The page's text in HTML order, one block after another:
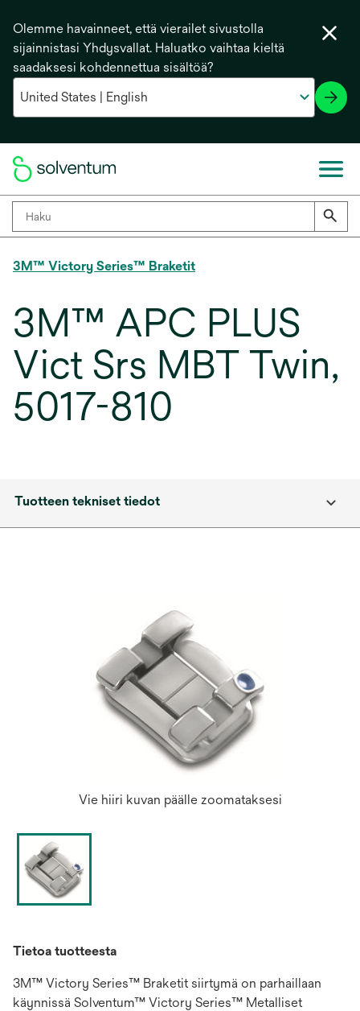
Olemme havainneet, että vierailet sivustolla
sijainnistasi Yhdysvallat. Haluatko vaihtaa kieltä
saadaksesi kohdennettua sisältöä?
3M™ Victory Series™ Braketit
3M™ APC PLUS
Vict Srs MBT Twin,
5017-810
Tuotteen tekniset tiedot
Vie hiiri kuvan päälle zoomataksesi
Tietoa tuotteesta
3M™ Victory Series™ Braketit siirtymä on parhaillaan
käynnissä Solventum™ Victory Series™ Metalliset